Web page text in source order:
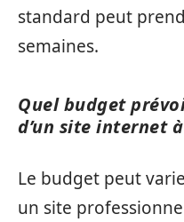
standard peut
semaines.
Quel budget
d’un site internet
Le budget peut
un site